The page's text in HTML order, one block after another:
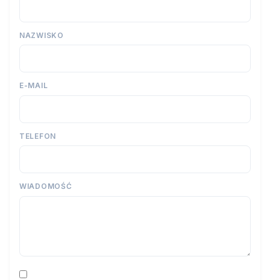
NAZWISKO
E-MAIL
TELEFON
WIADOMOŚĆ